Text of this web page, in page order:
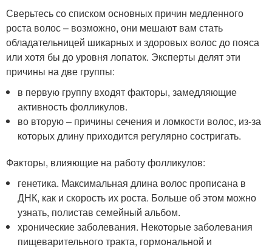
Сверьтесь со списком основных причин медленного
роста волос – возможно, они мешают вам стать
обладательницей шикарных и здоровых волос до пояса
или хотя бы до уровня лопаток. Эксперты делят эти
причины на две группы:
в первую группу входят факторы, замедляющие
активность фолликулов.
во вторую – причины сечения и ломкости волос, из-за
которых длину приходится регулярно состригать.
Факторы, влияющие на работу фолликулов:
генетика. Максимальная длина волос прописана в
ДНК, как и скорость их роста. Больше об этом можно
узнать, полистав семейный альбом.
хронические заболевания. Некоторые заболевания
пищеварительного тракта, гормональной и